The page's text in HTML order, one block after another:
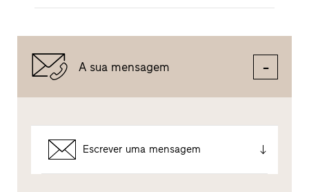
A sua mensagem
Escrever uma mensagem